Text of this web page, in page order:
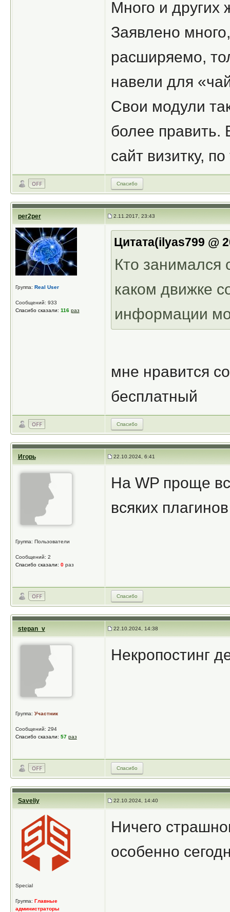
Много и других
Заявлено
расширяемо,
навели для
Свои модули
более править.
сайт визитку,
Спасибо
per2per 2.11.2017, 23:43
Группа: Real User
Сообщений: 933
Спасибо сказали: 116 раз
Цитата(ilyas799 @
Кто занимался
каком движке
информации
мне нравится
бесплатный
Спасибо
Игорь 22.10.2024, 6:41
Группа: Пользователи
Сообщений: 2
Спасибо сказали: 0раз
На WP проще
всяких
Спасибо
stepan_v 22.10.2024, 14:38
Группа: Участник
Сообщений: 294
Спасибо сказали: 57 раз
Некропостинг
Спасибо
Saveliy 22.10.2024, 14:40
Special
Группа: Главные
администраторы
Ничего
особенно